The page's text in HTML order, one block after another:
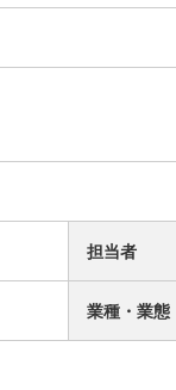
担当者
業種・業態